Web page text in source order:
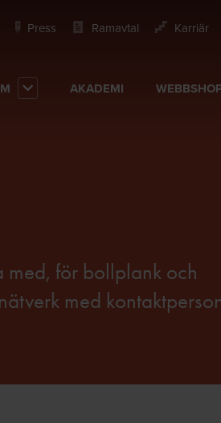
Press Ramavtal Karriär
AKADEMI
med, för bollplank och
med